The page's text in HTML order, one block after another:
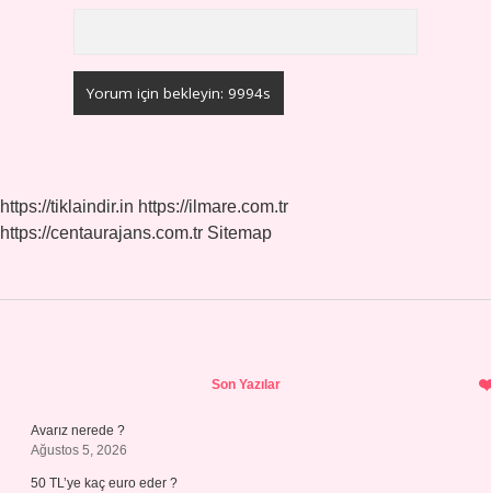
https://tiklaindir.in https://ilmare.com.tr
https://centaurajans.com.tr Sitemap
Son Yazılar
Avarız nerede ?
Ağustos 5, 2026
50 TL’ye kaç euro eder ?